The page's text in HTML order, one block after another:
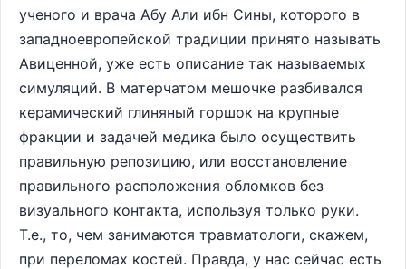
ученого и врача Абу Али ибн Сины, которого в
западноевропейской традиции принято называть
Авиценной, уже есть описание так называемых
симуляций. В матерчатом мешочке разбивался
керамический глиняный горшок на крупные
фракции и задачей медика было осуществить
правильную репозицию, или восстановление
правильного расположения обломков без
визуального контакта, используя только руки.
Т.е., то, чем занимаются травматологи, скажем,
при переломах костей. Правда, у нас сейчас есть